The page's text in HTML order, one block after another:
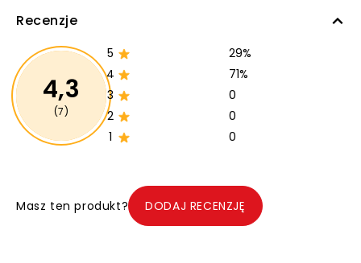
Recenzje
4,3
(7)
5
29%
4
71%
3
0
2
0
1
0
Masz ten produkt? DODAJ RECENZJĘ